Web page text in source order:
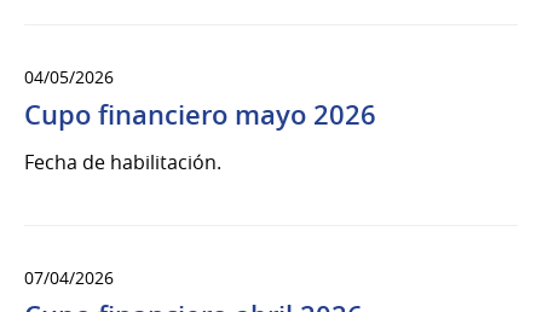
04/05/2026
Cupo financiero mayo 2026
Fecha de habilitación.
07/04/2026